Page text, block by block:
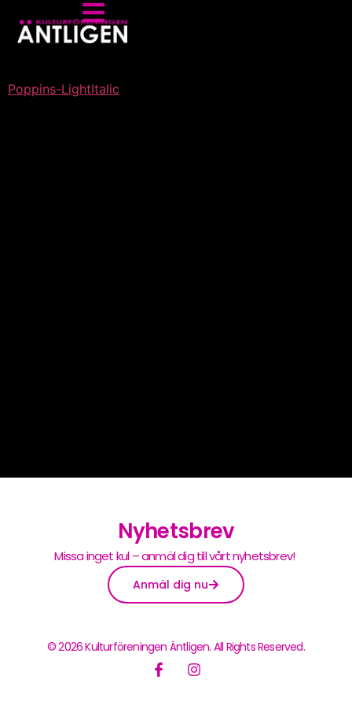
Poppins-LightItalic
Nyhetsbrev
Missa inget kul – anmäl dig till vårt nyhetsbrev!
Anmäl dig nu
© 2026 Kulturföreningen Äntligen. All Rights Reserved.